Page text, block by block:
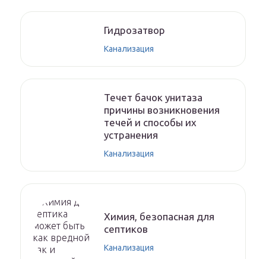
Гидрозатвор
Канализация
Течет бачок унитаза
причины возникновения
течей и способы их
устранения
Канализация
Химия, безопасная для
септиков
Канализация